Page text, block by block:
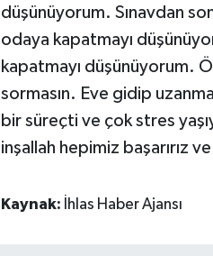
düşünüyorum. Sınavdan
odaya kapatmayı
kapatmayı düşünüyorum.
sormasın. Eve gidip
bir süreçti ve çok stres
inşallah hepimiz başarırız
Kaynak: İhlas Haber Ajansı